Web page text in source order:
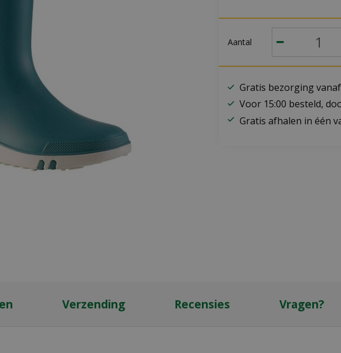
Aantal
Gratis bezorging
Voor 15:00 besteld,
Gratis afhalen in één
Verzending Recensies Vragen?